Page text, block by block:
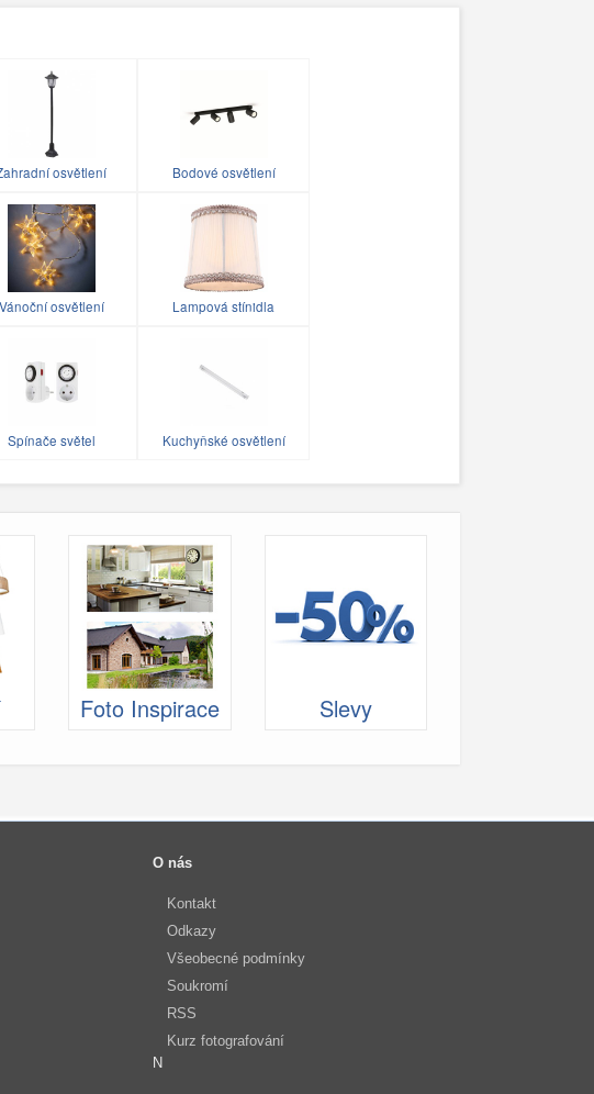
osvětlení Bodové osvětlení
Vánoční osvětlení Lampová stínidla
Spínače světel Kuchyňské osvětlení
Foto Inspirace Slevy
O nás
Kontakt
Odkazy
Všeobecné podmínky
Soukromí
RSS
Kurz fotografování
N